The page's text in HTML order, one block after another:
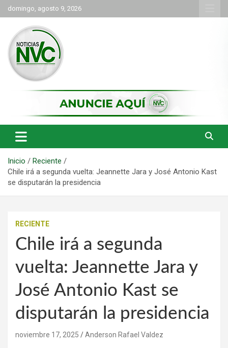
Saltar
al
contenido
domingo, agosto 9, 2026
NVC Noticias
Inicio
Reciente
Chile irá a segunda vuelta: Jeannette Jara y José Antonio Kast
se disputarán la presidencia
RECIENTE
Chile irá a segunda
vuelta: Jeannette Jara y
José Antonio Kast se
disputarán la presidencia
noviembre 17, 2025 Anderson Rafael Valdez